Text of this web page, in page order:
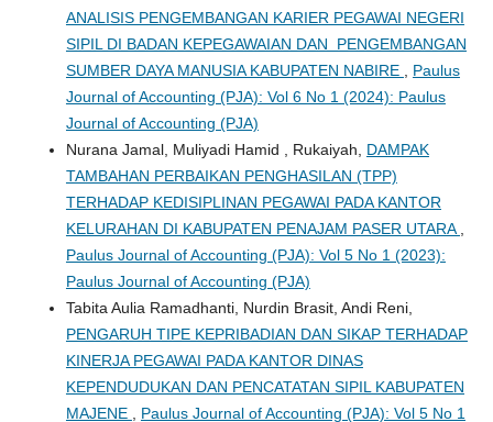
ANALISIS PENGEMBANGAN KARIER PEGAWAI NEGERI
SIPIL DI BADAN KEPEGAWAIAN DAN PENGEMBANGAN
SUMBER DAYA MANUSIA KABUPATEN NABIRE
Paulus
Journal of Accounting (PJA): Vol 6 No 1 (2024): Paulus
Journal of Accounting (PJA)
Nurana Jamal, Muliyadi Hamid , Rukaiyah, DAMPAK
TAMBAHAN PERBAIKAN PENGHASILAN (TPP)
TERHADAP KEDISIPLINAN PEGAWAI PADA KANTOR
KELURAHAN DI KABUPATEN PENAJAM PASER UTARA
Paulus Journal of Accounting (PJA): Vol 5 No 1 (2023):
Paulus Journal of Accounting (PJA)
Tabita Aulia Ramadhanti, Nurdin Brasit, Andi Reni,
PENGARUH TIPE KEPRIBADIAN DAN SIKAP TERHADAP
KINERJA PEGAWAI PADA KANTOR DINAS
KEPENDUDUKAN DAN PENCATATAN SIPIL KABUPATEN
MAJENE
Paulus Journal of Accounting (PJA): Vol 5 No 1